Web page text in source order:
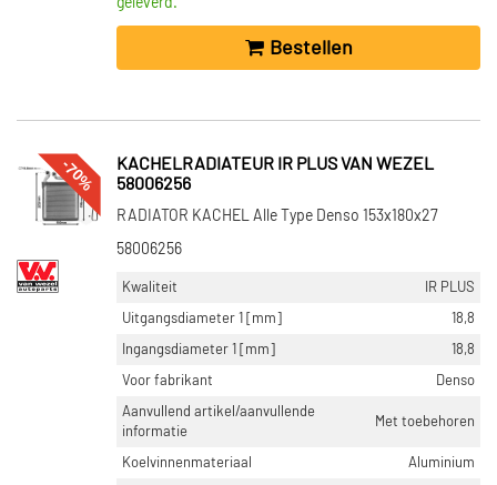
geleverd.
Bestellen
-70%
KACHELRADIATEUR IR PLUS VAN WEZEL
58006256
RADIATOR KACHEL Alle Type Denso 153x180x27
58006256
Kwaliteit
IR PLUS
Uitgangsdiameter 1 [mm]
18,8
Ingangsdiameter 1 [mm]
18,8
Voor fabrikant
Denso
Aanvullend artikel/aanvullende
informatie
Met toebehoren
Koelvinnenmateriaal Aluminium